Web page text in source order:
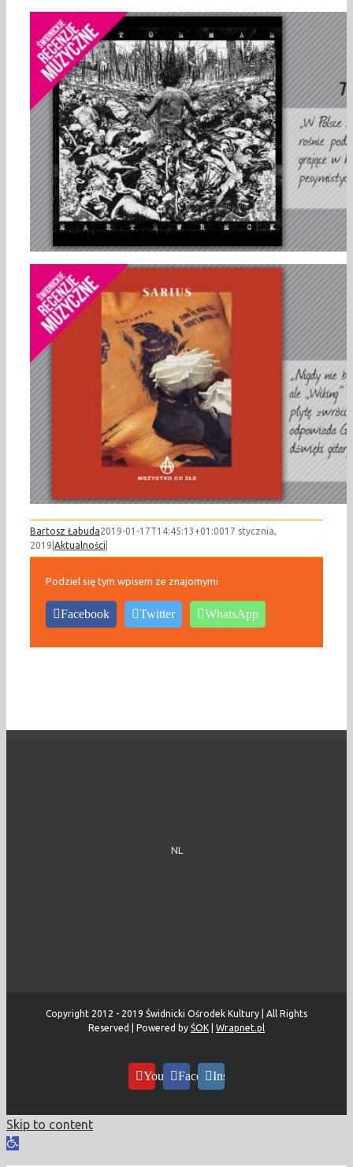
Bartosz Łabuda2019-01-17T14:45:13+01:0017 stycznia,
2019 Aktualności
Podziel się tym wpisem ze znajomymi
Facebook Twitter WhatsApp
NL
Copyright 2012 - 2019 Świdnicki Ośrodek Kultury | All Rights
Reserved | Powered by ŚOK Wrapnet.pl
YouTubeFacebookInstagram
Skip to content
Open